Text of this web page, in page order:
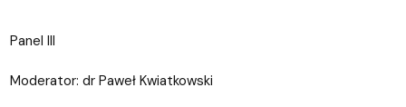
Panel III
Moderator: dr Paweł Kwiatkowski